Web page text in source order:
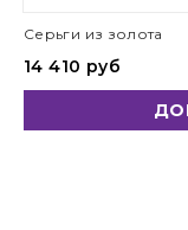
Серьги из золота
14 410 руб